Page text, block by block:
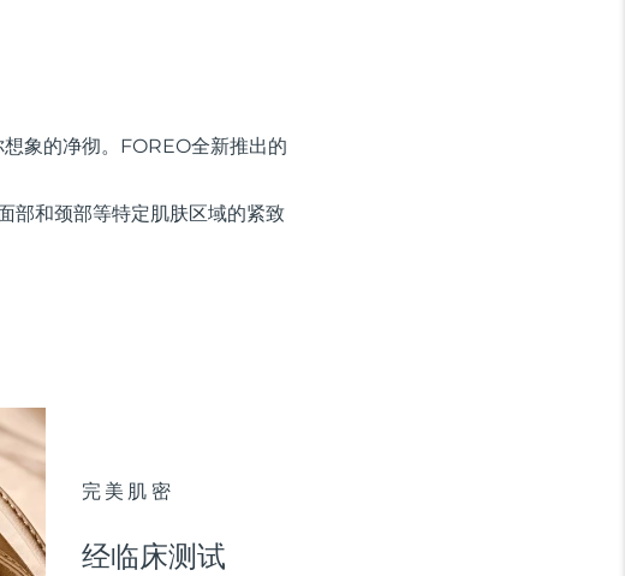
象的净彻。FOREO全新推出的
部和颈部等特定肌肤区域的紧致
完美肌密
经临床测试